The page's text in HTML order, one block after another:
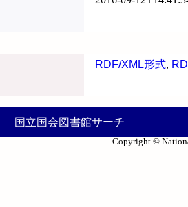
RDF/XML形式,
国立国会図書館サーチ
Copyright ©